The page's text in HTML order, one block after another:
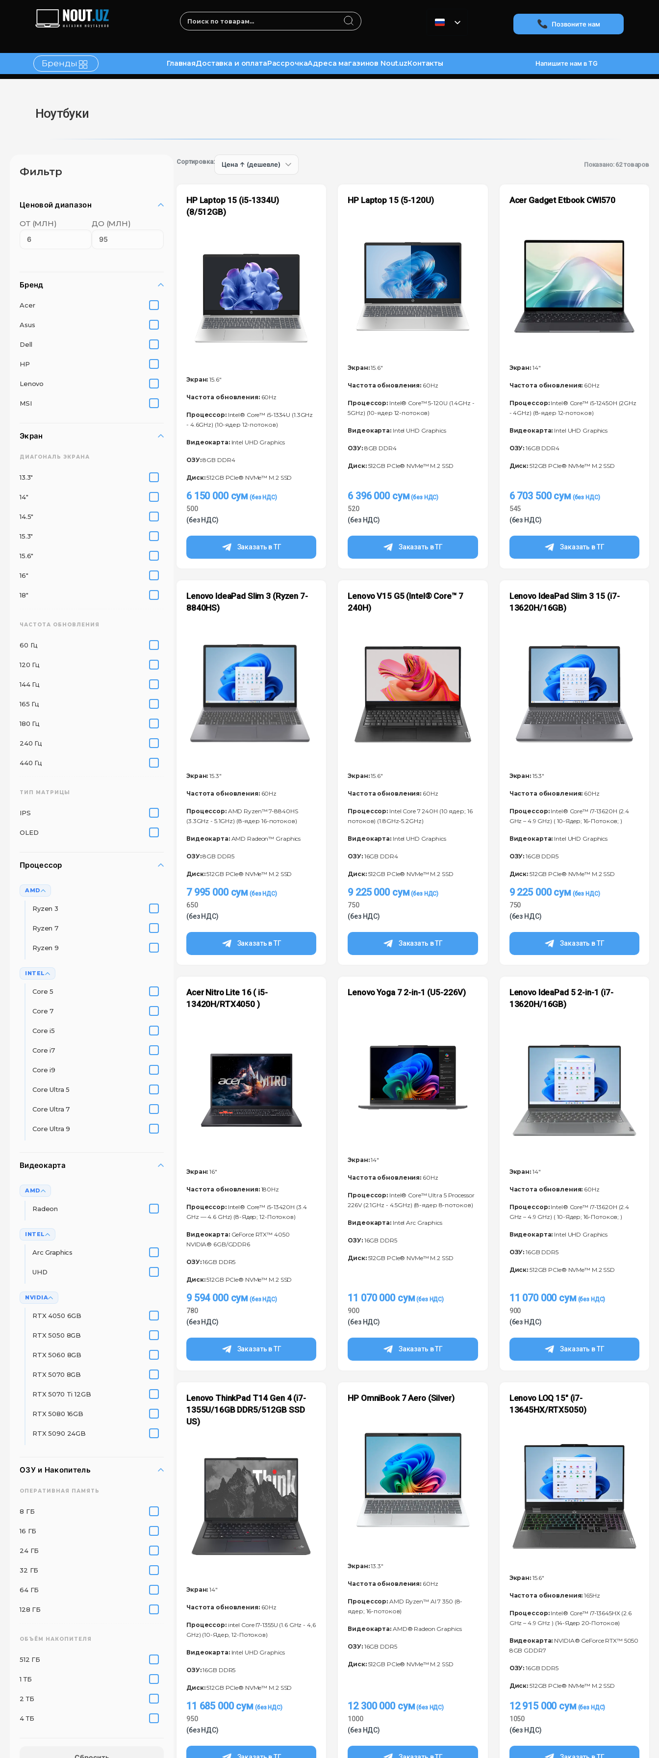
Позвоните нам
Бренды ГлавнаяДоставка и оплатаРассрочкаАдреса магазинов Nout.uzКонтакты Напишите нам в TG
Ноутбуки
Фильтр
Ценовой диапазон
ОТ (МЛН)
ДО (МЛН)
Бренд
Acer
Asus
Dell
HP
Lenovo
MSI
Экран
ДИАГОНАЛЬ ЭКРАНА
13.3"
14"
14.5"
15.3"
15.6"
16"
18"
ЧАСТОТА ОБНОВЛЕНИЯ
60 Гц
120 Гц
144 Гц
165 Гц
180 Гц
240 Гц
440 Гц
ТИП МАТРИЦЫ
IPS
OLED
Процессор
AMD
Ryzen 3
Ryzen 7
Ryzen 9
INTEL
Core 5
Core 7
Core i5
Core i7
Core i9
Core Ultra 5
Core Ultra 7
Core Ultra 9
Видеокарта
AMD
Radeon
INTEL
Arc Graphics
UHD
NVIDIA
RTX 4050 6GB
RTX 5050 8GB
RTX 5060 8GB
RTX 5070 8GB
RTX 5070 Ti 12GB
RTX 5080 16GB
RTX 5090 24GB
ОЗУ и Накопитель
ОПЕРАТИВНАЯ ПАМЯТЬ
8 ГБ
16 ГБ
24 ГБ
32 ГБ
64 ГБ
128 ГБ
ОБЪЁМ НАКОПИТЕЛЯ
512 ГБ
1 ТБ
2 ТБ
4 ТБ
Сортировка: Показано: 62 товаров
HP Laptop 15 (i5-1334U)
(8/512GB)
Экран: 15.6"
Частота обновления:60Hz
Процессор:Intel® Core™ i5-1334U (1.3GHz
- 4.6GHz) (10-ядер 12-потоков)
Видеокарта:Intel UHD Graphics
ОЗУ:8GB DDR4
Диск:512GB PCIe® NVMe™ M.2 SSD
6 150 000 сум
500
(без НДС)
Заказать в ТГ
HP Laptop 15 (5-120U)
Экран:15.6"
Частота обновления: 60Hz
Процессор: Intel® Core™ 5-120U (1.4GHz -
5GHz) (10-ядер 12-потоков)
Видеокарта: Intel UHD Graphics
ОЗУ:8GB DDR4
Диск:512GB PCIe® NVMe™ M.2 SSD
6 396 000 сум
520
(без НДС)
Заказать в ТГ
Acer Gadget Etbook CWI570
Экран:14"
Частота обновления: 60Hz
Процессор:Intel® Core™ i5-12450H (2GHz
- 4GHz) (8-ядер 12-потоков)
Видеокарта: Intel UHD Graphics
ОЗУ: 16GB DDR4
Диск: 512GB PCIe® NVMe™ M.2 SSD
6 703 500сум
545
(без НДС)
Заказать в ТГ
Lenovo IdeaPad Slim 3 (Ryzen 7-
8840HS)
Экран: 15.3"
Частота обновления:60Hz
Процессор:AMD Ryzen™ 7-8840HS
(3.3GHz - 5.1GHz) (8-ядер 16-потоков)
Видеокарта:AMD Radeon™ Graphics
ОЗУ:8GB DDR5
Диск:512GB PCIe® NVMe™ M.2 SSD
7 995 000 сум
650
(без НДС)
Заказать в ТГ
Lenovo V15 G5 (Intel® Core™ 7
240H)
Экран:15.6"
Частота обновления: 60Hz
Процессор: Intel Core 7 240H (10 ядер; 16
потоков) (1.8GHz-5.2GHz)
Видеокарта: Intel UHD Graphics
ОЗУ:16GB DDR4
Диск:512GB PCIe® NVMe™ M.2 SSD
9 225 000 сум
750
(без НДС)
Заказать в ТГ
Lenovo IdeaPad Slim 3 15 (i7-
13620H/16GB)
Экран:15.3"
Частота обновления: 60Hz
Процессор:Intel® Core™ i7-13620H (2.4
GHz – 4.9 GHz) ( 10-Ядeр; 16-Потоков; )
Видеокарта: Intel UHD Graphics
ОЗУ: 16GB DDR5
Диск: 512GB PCIe® NVMe™ M.2 SSD
9 225 000сум
750
(без НДС)
Заказать в ТГ
Acer Nitro Lite 16 ( i5-
13420H/RTX4050 )
Экран: 16"
Частота обновления:180Hz
Процессор:Intel® Core™ i5-13420H (3.4
GHz — 4.6 GHz) (8-Ядeр; 12-Потоков)
Видеокарта:GeForce RTX™ 4050
NVIDIA® 6GB/GDDR6
ОЗУ:16GB DDR5
Диск:512GB PCIe® NVMe™ M.2 SSD
9 594 000 сум
780
(без НДС)
Заказать в ТГ
Lenovo Yoga 7 2-in-1 (U5-226V)
Экран:14"
Частота обновления: 60Hz
Процессор: Intel® Core™ Ultra 5 Processor
226V (2.1GHz - 4.5GHz) (8-ядер 8-потоков)
Видеокарта: Intel Arc Graphics
ОЗУ:16GB DDR5
Диск:512GB PCIe® NVMe™ M.2 SSD
11 070 000 сум
900
(без НДС)
Заказать в ТГ
Lenovo IdeaPad 5 2-in-1 (i7-
13620H/16GB)
Экран:14"
Частота обновления: 60Hz
Процессор:Intel® Core™ i7-13620H (2.4
GHz – 4.9 GHz) ( 10-Ядeр; 16-Потоков; )
Видеокарта: Intel UHD Graphics
ОЗУ: 16GB DDR5
Диск: 512GB PCIe® NVMe™ M.2 SSD
11 070 000 сум
900
(без НДС)
Заказать в ТГ
Lenovo ThinkPad T14 Gen 4 (i7-
1355U/16GB DDR5/512GB SSD
US)
Экран: 14"
Частота обновления:60Hz
Процессор:intel Core I7-1355U (1.6 GHz - 4,6
GHz) (10-Ядер, 12-Потоков)
Видеокарта:Intel UHD Graphics
ОЗУ:16GB DDR5
Диск:512GB PCIe® NVMe™ M.2 SSD
11 685 000сум
950
(без НДС)
HP OmniBook 7 Aero (Silver)
Экран:13.3"
Частота обновления: 60Hz
Процессор: AMD Ryzen™ Al 7 350 (8-
ядер; 16-потоков)
Видеокарта: AMD® Radeon Graphics
ОЗУ:16GB DDR5
Диск:512GB PCIe® NVMe™ M.2 SSD
12 300 000 сум
1000
(без НДС)
Lenovo LOQ 15″ (i7-
13645HX/RTX5050)
Экран:15.6"
Частота обновления: 165Hz
Процессор:Intel® Core™ i7-13645HX (2.6
GHz – 4.9 GHz ) (14-Ядeр 20-Потоков)
Видеокарта: NVIDIA® GeForce RTX™ 5050
8GB GDDR7
ОЗУ: 16GB DDR5
Диск: 512GB PCIe® NVMe™ M.2 SSD
12 915 000 сум
1050
(без НДС)